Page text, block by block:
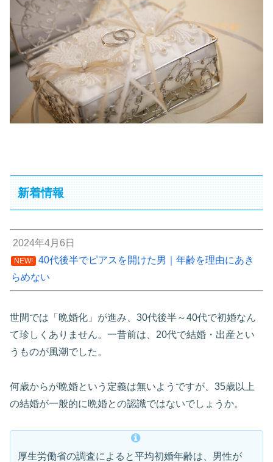
新着情報
2024年4月6日
NEW!
40代後半でピアスを開けた男｜年齢を理由にあき
らめない
世間では「晩婚化」が進み、30代後半～40代で初婚なん
て珍しくありません。一昔前は、20代で結婚・出産とい
うものが風潮でした。
何歳からが晩婚という定義は無いようですが、35歳以上
の結婚が一般的に晩婚との認識ではないでしょうか。
厚生労働省の調査によると平均初婚年齢は、男性が